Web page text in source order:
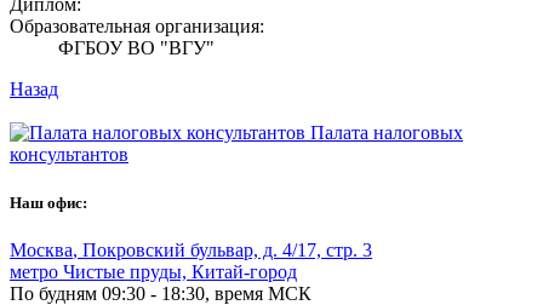
Диплом:
Образовательная организация:
ФГБОУ ВО "ВГУ"
Назад
Палата налоговых
консультантов
Наш офис:
Москва, Покровский бульвар, д. 4/17, стр. 3
метро Чистые пруды, Китай-город
По будням 09:30 - 18:30, время МСК